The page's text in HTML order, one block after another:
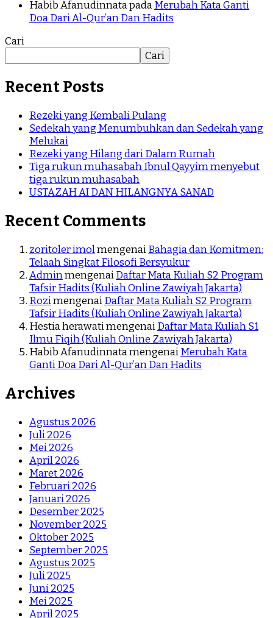
Habib AfanudinnatapadaMerubah Kata Ganti
Doa Dari Al-Qur’an Dan Hadits
Cari
Cari
Recent Posts
Rezeki yang Kembali Pulang
Sedekah yang Menumbuhkan dan Sedekah yang
Melukai
Rezeki yang Hilang dari Dalam Rumah
Tiga rukun muhasabah Ibnul Qayyim menyebut
tiga rukun muhasabah
USTAZAH AI DAN HILANGNYA SANAD
Recent Comments
zoritoler imolmengenaiBahagia dan Komitmen:
Telaah Singkat Filosofi Bersyukur
AdminmengenaiDaftar Mata Kuliah S2 Program
Tafsir Hadits (Kuliah Online Zawiyah Jakarta)
RozimengenaiDaftar Mata Kuliah S2 Program
Tafsir Hadits (Kuliah Online Zawiyah Jakarta)
Hestia herawatimengenaiDaftar Mata Kuliah S1
Ilmu Fiqih (Kuliah Online Zawiyah Jakarta)
Habib AfanudinnatamengenaiMerubah Kata
Ganti Doa Dari Al-Qur’an Dan Hadits
Archives
Agustus 2026
Juli 2026
Mei 2026
April 2026
Maret 2026
Februari 2026
Januari 2026
Desember 2025
November 2025
Oktober 2025
September 2025
Agustus 2025
Juli 2025
Juni 2025
Mei 2025
April 2025